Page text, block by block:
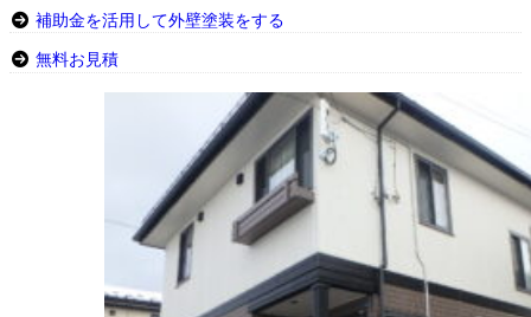
補助金を活用して外壁塗装をする
無料お見積